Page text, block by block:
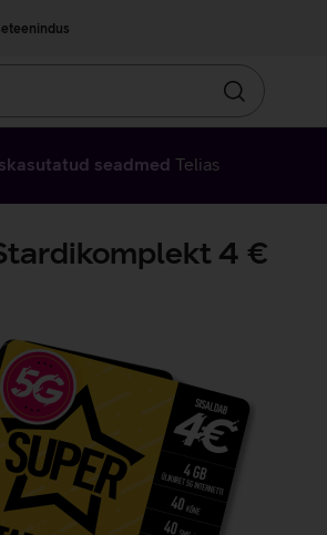
Otsin
seadmed Telias
4 €